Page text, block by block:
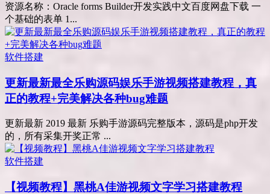
资源名称：Oracle forms Builder开发实践中文百度网盘下载 一
个基础的表单 1...
软件搭建
更新最新最全乐购源码娱乐手游视频搭建教程，真
正的教程+完美解决各种bug难题
更新最新 2019 最新 乐购手游源码完整版本，源码是php开发
的，所有采集开奖正常 ...
软件搭建
【视频教程】黑桃A佳游视频文字学习搭建教程